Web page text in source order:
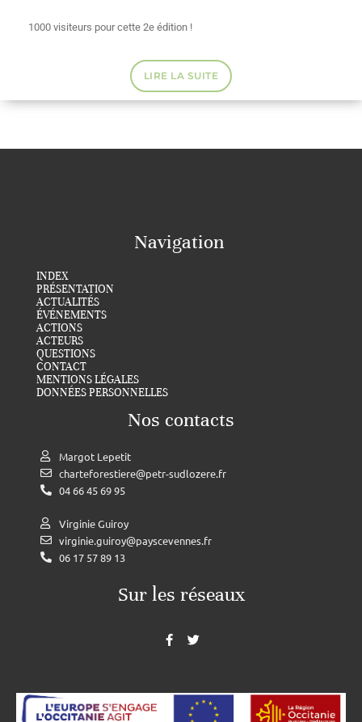
1000 visiteurs pour cette 2e édition !
LIRE LA SUITE
Navigation
INDEX
PRÉSENTATION
ACTUALITÉS
ÉVÉNEMENTS
ACTIONS
ACTEURS
QUESTIONS
CONTACT
MENTIONS LÉGALES
DONNÉES PERSONNELLES
Nos contacts
Margot Lepetit
charteforestiere@petr-sudlozere.fr
04 66 45 69 95
Virginie Guiroy
virginie.guiroy@payscevennes.fr
06 17 57 89 13
Sur les réseaux